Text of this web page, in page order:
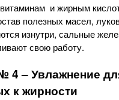
и жирным
полезных масел,
изнутри, сальные
свою работу.
4 – Увлажнение
к жирности